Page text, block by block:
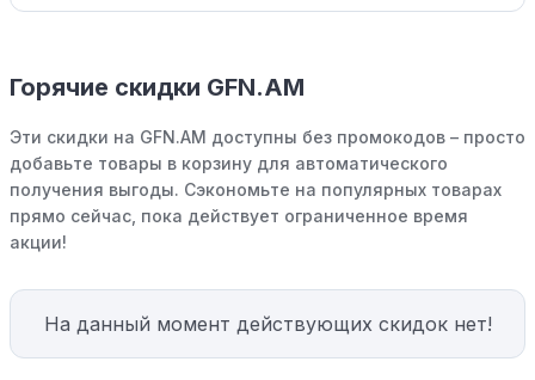
Горячие скидки GFN.AM
Эти скидки на GFN.AM доступны без промокодов – просто
добавьте товары в корзину для автоматического
получения выгоды. Сэкономьте на популярных товарах
прямо сейчас, пока действует ограниченное время
акции!
На данный момент действующих скидок нет!